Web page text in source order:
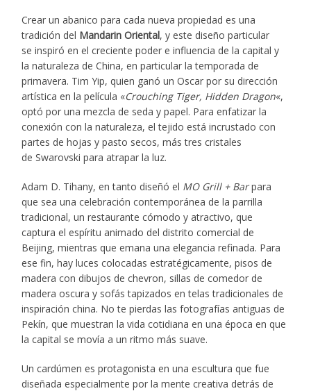
Crear un abanico para cada nueva propiedad es una
tradición del Mandarin Oriental, y este diseño particular
se inspiró en el creciente poder e influencia de la capital y
la naturaleza de China, en particular la temporada de
primavera. Tim Yip, quien ganó un Oscar por su dirección
artística en la película «Crouching Tiger, Hidden Dragon«,
optó por una mezcla de seda y papel. Para enfatizar la
conexión con la naturaleza, el tejido está incrustado con
partes de hojas y pasto secos, más tres cristales
de Swarovski para atrapar la luz.
Adam D. Tihany, en tanto diseñó el MO Grill + Barpara
que sea una celebración contemporánea de la parrilla
tradicional, un restaurante cómodo y atractivo, que
captura el espíritu animado del distrito comercial de
Beijing, mientras que emana una elegancia refinada. Para
ese fin, hay luces colocadas estratégicamente, pisos de
madera con dibujos de chevron, sillas de comedor de
madera oscura y sofás tapizados en telas tradicionales de
inspiración china. No te pierdas las fotografías antiguas de
Pekín, que muestran la vida cotidiana en una época en que
la capital se movía a un ritmo más suave.
Un cardúmen es protagonista en una escultura que fue
diseñada especialmente por la mente creativa detrás de